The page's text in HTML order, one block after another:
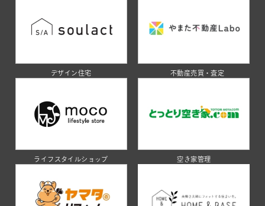
デザイン住宅 不動産売買・査定
ライフスタイルショップ 空き家管理